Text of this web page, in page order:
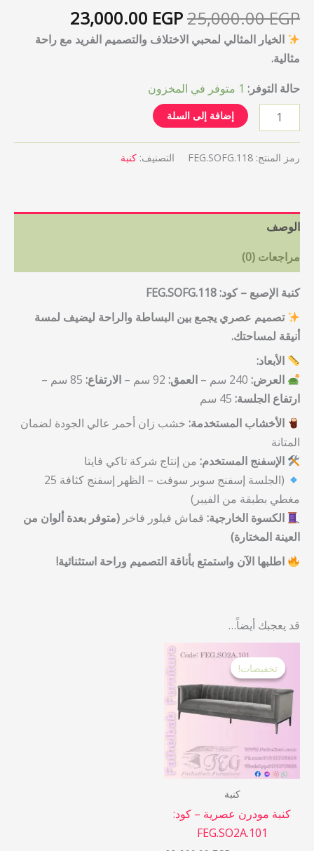
25,000.00EGP
23,000.00 EGP
الخيار المثالي لمحبي الاختلاف والتصميم الفريد مع راحة
مثالية.
حالة التوفر: 1 متوفر في المخزون
إضافة إلى السلة
رمز المنتج: FEG.SOFG.118 التصنيف: كنبة
الوصف
مراجعات (0)
كنبة الإصبع – كود: FEG.SOFG.118
تصميم عصري يجمع بين البساطة والراحة ليضيف لمسة
أنيقة لمساحتك.
الأبعاد:
العرض:
العمق: الارتفاع:
ارتفاع الجلسة:
الأخشاب المستخدمة: خشب زان أحمر عالي الجودة لضمان
المتانة
الإسفنج المستخدم: من إنتاج شركة تاكي فايتا
(الجلسة إسفنج سوبر سوفت – الظهر إسفنج كثافة 25
مغطي بطبقة من الفيبر)
الكسوة الخارجية: قماش فيلور فاخر(متوفر بعدة ألوان من
العينة المختارة)
اطلبها الآن واستمتع بأناقة التصميم وراحة استثنائية!
قد يعجبك أيضاً…
تخفيضات!
تخفيضات!
كنبة
كنبة مودرن عصرية – كود:
FEG.SO2A.101
الأصلي
هو:
35,000.00 EGP.